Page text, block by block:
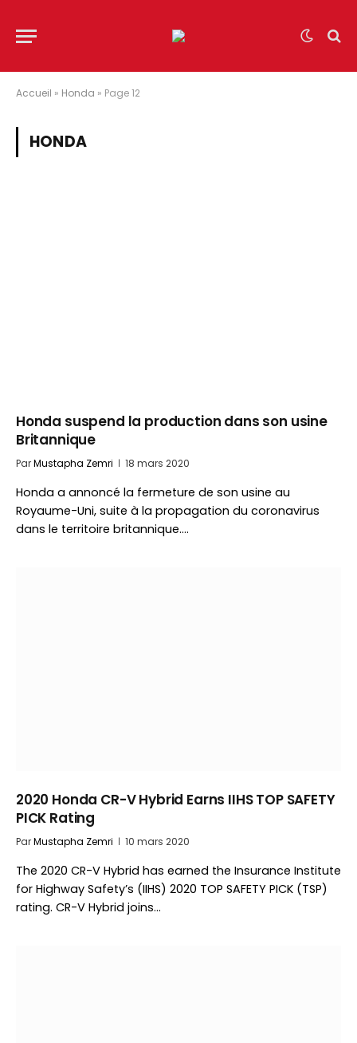
Accueil » Honda » Page 12
HONDA
Honda suspend la production dans son usine
Britannique
ParMustapha Zemri 18 mars 2020
Honda a annoncé la fermeture de son usine au
Royaume-Uni, suite à la propagation du coronavirus
dans le territoire britannique.…
2020 Honda CR-V Hybrid Earns IIHS TOP SAFETY
PICK Rating
ParMustapha Zemri 10 mars 2020
The 2020 CR-V Hybrid has earned the Insurance Institute
for Highway Safety’s (IIHS) 2020 TOP SAFETY PICK (TSP)
rating. CR-V Hybrid joins…